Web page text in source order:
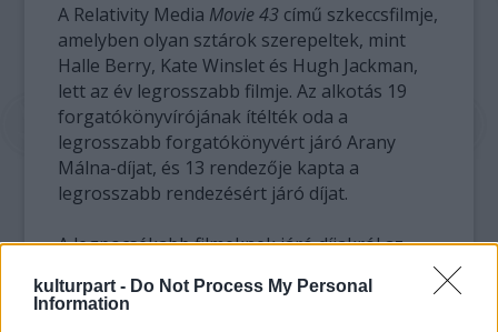
kulturpart - Do Not Process My Personal
Information
A Relativity Media Movie 43 című szkeccsfilmje,
amelyben olyan sztárok szerepeltek, mint
Halle Berry, Kate Winslet és Hugh Jackman,
lett az év legrosszabb filmje. Az alkotás 19
forgatókönyvírójának ítélték oda a
legrosszabb forgatókönyvért járó Arany
Málna-díjat, és 13 rendezője kapta a
legrosszabb rendezésért járó díjat.
A legpocsékabb filmeknek járó díjakról az
dönt nyolc kategóriában, a kilencedik